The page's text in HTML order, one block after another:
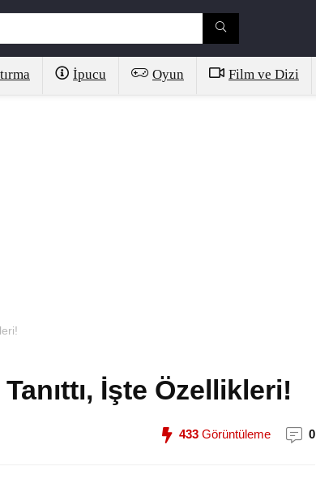
İpucu Oyun Film ve Dizi
İşte Özellikleri!
433 Görüntüleme 0